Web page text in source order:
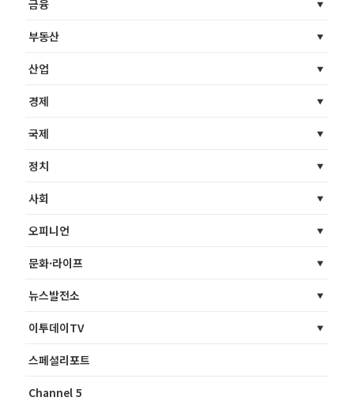
금융
부동산
산업
경제
국제
정치
사회
오피니언
문화·라이프
뉴스발전소
이투데이TV
스페셜리포트
Channel 5